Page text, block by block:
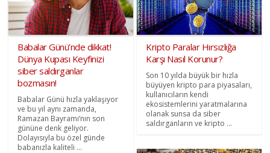
Babalar Günü’nde dikkat!
Dünya Kupası Keyfinizi
siber saldırganlar
bozmasın!
Babalar Günü hızla yaklaşıyor
ve bu yıl aynı zamanda,
Ramazan Bayramı’nın son
gününe denk geliyor.
Dolayısıyla bu özel günde
babanızla kaliteli ...
Kripto Paralar Hırsızlığa
Karşı Nasıl Korunur?
Son 10 yılda büyük bir hızla
büyüyen kripto para piyasaları,
kullanıcıların kendi
ekosistemlerini yaratmalarına
olanak sunsa da siber
saldırganların ve kripto ...